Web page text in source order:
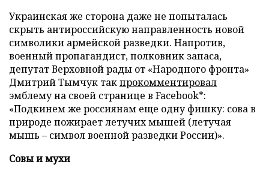
Украинская же сторона даже не попыталась
скрыть антироссийскую направленность новой
символики армейской разведки. Напротив,
военный пропагандист, полковник запаса,
депутат Верховной рады от «Народного фронта»
Дмитрий Тымчук такпрокомментировал
эмблему на своей странице в Facebook*:
«Подкинем же россиянам еще одну фишку: сова в
природе пожирает летучих мышей (летучая
мышь – символ военной разведки России)».
Совы и мухи